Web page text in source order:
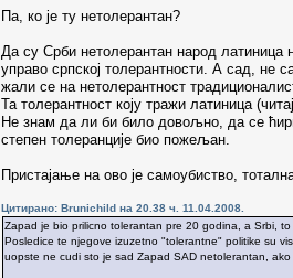
Па, ко је ту нетолерантан?
Да су Срби нетолерантан народ
управо српској толерантности. А сад, не
жали се на нетолерантност
Та толерантност коју тражи латиница
Не знам да ли би било довољно, да се
степен толеранције био пожељан.
Пристајање на ово је самоубиство,
Цитирано: Brunichild на 20.38 ч. 11.04.2008.
Zapad je bio prilicno tolerantan pre 20 godina, a Srbi,
Posledice te njegove izuzetno "tolerantne" politike su
uopste ne cudi sto je sad Zapad SAD netolerantan, ako